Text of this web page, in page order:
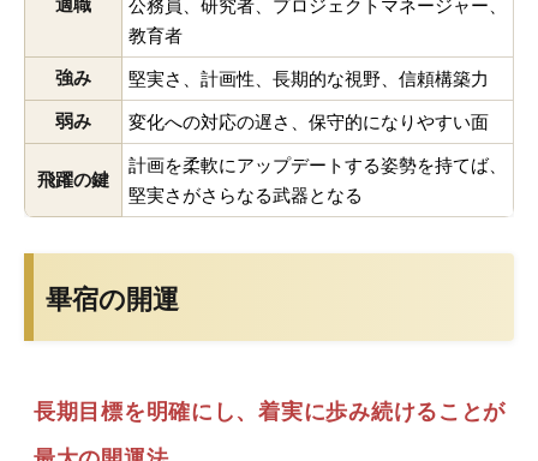
公務員、研究者、プロジェクトマネージャー、
教育者
強み 堅実さ、計画性、長期的な視野、信頼構築力
弱み 変化への対応の遅さ、保守的になりやすい面
飛躍の鍵
計画を柔軟にアップデートする姿勢を持てば、
堅実さがさらなる武器となる
畢宿の開運
長期目標を明確にし、着実に歩み続けることが